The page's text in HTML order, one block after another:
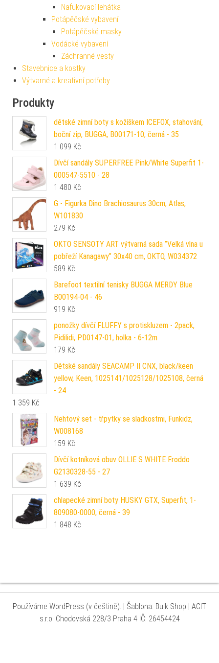
Nafukovací lehátka
Potápěčské vybavení
Potápěčské masky
Vodácké vybavení
Záchranné vesty
Stavebnice a kostky
Výtvarné a kreativní potřeby
Produkty
dětské zimní boty s kožíškem ICEFOX, stahování,
boční zip, BUGGA, B00171-10, černá - 35
1 099 Kč
Dívčí sandály SUPERFREE Pink/White Superfit 1-
000547-5510 - 28
1 480 Kč
G - Figurka Dino Brachiosaurus 30cm, Atlas,
W101830
279 Kč
OKTO SENSOTY ART výtvarná sada ”Velká vlna u
pobřeží Kanagawy” 30x40 cm, OKTO, W034372
589 Kč
Barefoot textilní tenisky BUGGA MERDY Blue
B00194-04 - 46
919 Kč
ponožky dívčí FLUFFY s protiskluzem - 2pack,
Pidilidi, PD0147-01, holka - 6-12m
179 Kč
Dětské sandály SEACAMP II CNX, black/keen
yellow, Keen, 1025141/1025128/1025108, černá
- 24
1 359 Kč
Nehtový set - třpytky se sladkostmi, Funkidz,
W008168
159 Kč
Dívčí kotníková obuv OLLIE S WHITE Froddo
G2130328-55 - 27
1 639 Kč
chlapecké zimní boty HUSKY GTX, Superfit, 1-
809080-0000, černá - 39
1 848 Kč
Používáme WordPress (v češtině). | Šablona: Bulk Shop | ACIT
s.r.o. Chodovská 228/3 Praha 4 IČ: 26454424